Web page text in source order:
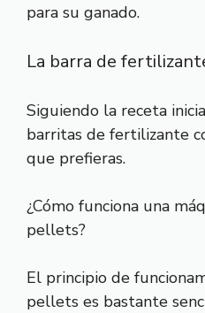
para su ganado.
La barra de
Siguiendo la receta
barritas de fertilizante
que prefieras.
¿Cómo funciona una
pellets?
El principio de
pellets es bastante